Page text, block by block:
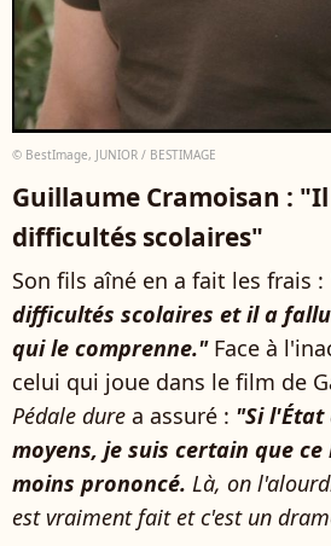
© BestImage, JUNIOR / BESTIMAGE
Guillaume Cramoisan :
difficultés scolaires"
Son fils aîné en a fait les frais :
difficultés scolaires et il a
qui le comprenne."Face à
celui qui joue dans le film de
Pédale dure a assuré : "Si l'État
moyens, je suis certain que
moins prononcé. Là, on
est vraiment fait et c'est un